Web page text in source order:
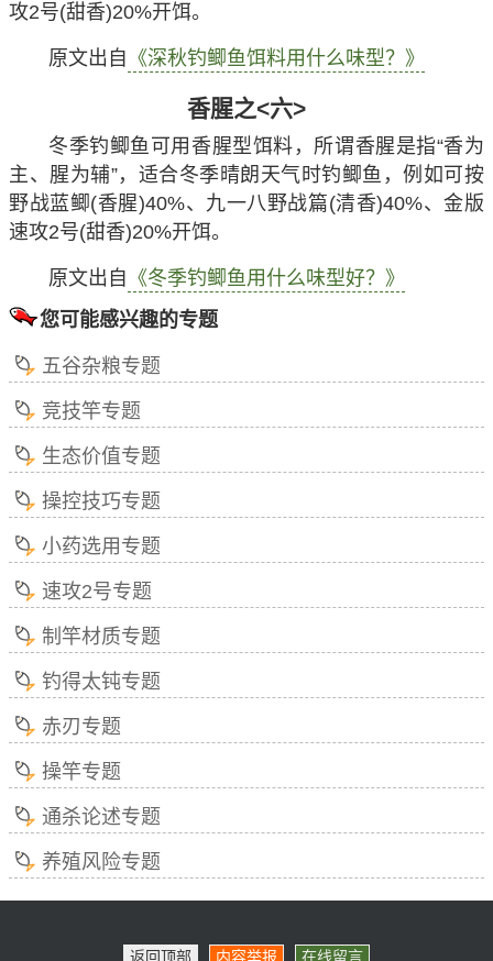
攻2号(甜香)20%开饵。
原文出自 《深秋钓鲫鱼饵料用什么味型？》
香腥之<六>
冬季钓鲫鱼可用香腥型饵料，所谓香腥是指“香为
主、腥为辅”，适合冬季晴朗天气时钓鲫鱼，例如可按
野战蓝鲫(香腥)40%、九一八野战篇(清香)40%、金版
速攻2号(甜香)20%开饵。
原文出自
《冬季钓鲫鱼用什么味型好？》
您可能感兴趣的专题
五谷杂粮专题
竞技竿专题
生态价值专题
操控技巧专题
小药选用专题
速攻2号专题
制竿材质专题
钓得太钝专题
赤刃专题
操竿专题
通杀论述专题
养殖风险专题
返回顶部 内容举报 在线留言